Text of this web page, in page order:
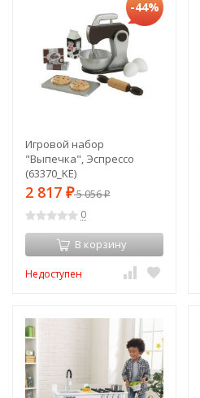
-44%
Игровой набор
"Выпечка", Эспрессо
(63370_KE)
2 817 ₽5 056₽
0
В корзину
Недоступен